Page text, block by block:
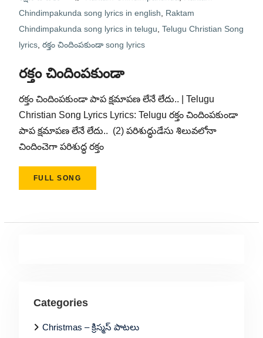
Chindimpakunda song lyrics in english
Raktam
Chindimpakunda song lyrics in telugu Telugu Christian Song
lyrics, రక్తం చిందింపకుండా song lyrics
రక్తం చిందింపకుండా
రక్తం చిందింపకుండా పాప క్షమాపణ లేనే లేదు.. | Telugu
Christian Song Lyrics Lyrics: Telugu రక్తం చిందింపకుండా
పాప క్షమాపణ లేనే లేదు.. (2) పరిశుద్ధుడేసు శిలువలోనా
చిందించెగా పరిశుద్ధ రక్తం
FULL SONG
Categories
Christmas – క్రిస్మస్ పాటలు